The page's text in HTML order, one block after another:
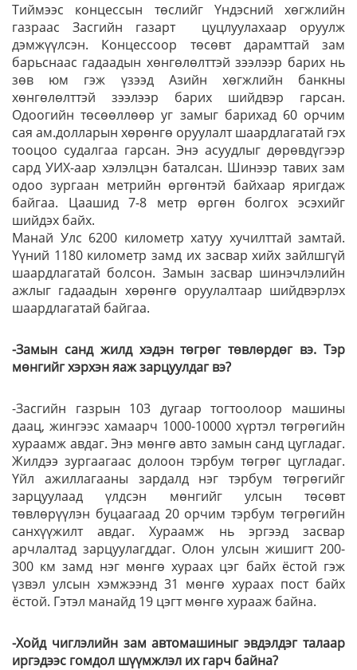
Тиймээс концессын төслийг Үндэсний хөгжлийн
газраас Засгийн газарт цуцлуулахаар оруулж
дэмжүүлсэн. Концессоор төсөвт дарамттай зам
барьснаас гадаадын хөнгөлөлттэй зээлээр барих нь
зөв юм гэж үзээд Азийн хөгжлийн банкны
хөнгөлөлттэй зээлээр барих шийдвэр гарсан.
Одоогийн төсөөллөөр уг замыг барихад 60 орчим
сая ам.долларын хөрөнгө оруулалт шаардлагатай гэх
тооцоо судалгаа гарсан. Энэ асуудлыг дөрөвдүгээр
сард УИХ-аар хэлэлцэн баталсан. Шинээр тавих зам
одоо зургаан метрийн өргөнтэй байхаар яригдаж
байгаа. Цаашид 7-8 метр өргөн болгох эсэхийг
шийдэх байх.
Манай Улс 6200 километр хатуу хучилттай замтай.
Үүний 1180 километр замд их засвар хийх зайлшгүй
шаардлагатай болсон. Замын засвар шинэчлэлийн
ажлыг гадаадын хөрөнгө оруулалтаар шийдвэрлэх
шаардлагатай байгаа.
-Замын санд жилд хэдэн төгрөг төвлөрдөг вэ. Тэр
мөнгийг хэрхэн яаж зарцуулдаг вэ?
-Засгийн газрын 103 дугаар тогтоолоор машины
даац, жингээс хамаарч 1000-10000 хүртэл төгрөгийн
хураамж авдаг. Энэ мөнгө авто замын санд цугладаг.
Жилдээ зургаагаас долоон тэрбум төгрөг цугладаг.
Үйл ажиллагааны зардалд нэг тэрбум төгрөгийг
зарцуулаад үлдсэн мөнгийг улсын төсөвт
төвлөрүүлэн буцаагаад 20 орчим тэрбум төгрөгийн
санхүүжилт авдаг. Хураамж нь эргээд засвар
арчлалтад зарцуулагддаг. Олон улсын жишигт 200-
300 км замд нэг мөнгө хураах цэг байх ёстой гэж
үзвэл улсын хэмжээнд 31 мөнгө хураах пост байх
ёстой. Гэтэл манайд 19 цэгт мөнгө хурааж байна.
-Хойд чиглэлийн зам автомашиныг эвдэлдэг талаар
иргэдээс гомдол шүүмжлэл их гарч байна?